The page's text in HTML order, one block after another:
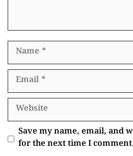
Name
Email
Website
Save my name, email, and
for the next time I